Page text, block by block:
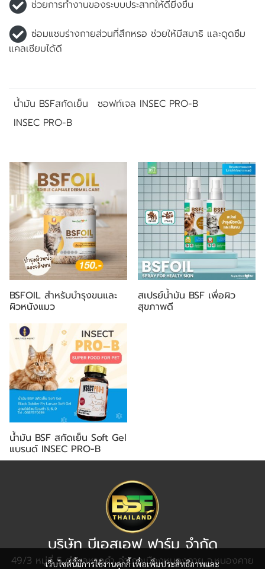
ช่วยการทำงานของระบบประสาทให้ดียิ่งขึ้น
ซ่อมแซมร่างกายส่วนที่สึกหรอ ช่วยให้มีสมาธิ และดูดซึม
แคลเซียมได้ดี
น้ำมัน BSFสกัดเย็น
ซอฟท์เจล INSEC PRO-B
INSEC PRO-B
BSFOIL สำหรับบำรุงขนและ
ผิวหนังแมว
สเปรย์น้ำมัน BSF เพื่อผิว
สุขภาพดี
น้ำมัน BSF สกัดเย็น Soft Gel
แบรนด์ INSEC PRO-B
เว็บไซต์นี้มีการใช้งานคุกกี้ เพื่อเพิ่มประสิทธิภาพและ
บริษัท บีเอสเอฟ ฟาร์ม จำกัด
49/3 หมู่ที่ 5 ตำบลหาดคำ อำเภอเมืองหนองคาย จ.หนองคาย